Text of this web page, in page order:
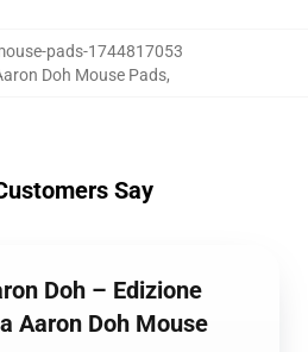
pads-1744817053
Doh Mouse Pads,
Say
Doh – Edizione
Aaron Doh Mouse